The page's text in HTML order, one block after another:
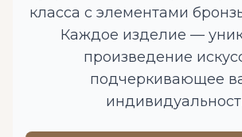
класса с элементами
Каждое изделие —
произведение
подчеркивающее